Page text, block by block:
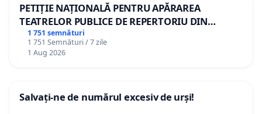
PETIȚIE NAȚIONALĂ PENTRU APĂRAREA
TEATRELOR PUBLICE DE REPERTORIU DIN
ROMÂNIA
1 751 semnături
1 751 Semnături / 7 zile
1 Aug 2026
Salvați-ne de numărul excesiv de urși!